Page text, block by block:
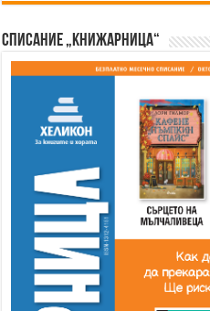
Списание „Книжарница“